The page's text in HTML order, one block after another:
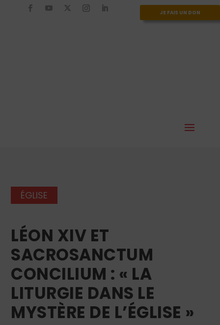
JE FAIS UN DON
ÉGLISE
LÉON XIV ET
SACROSANCTUM
CONCILIUM : « LA
LITURGIE DANS LE
MYSTÈRE DE L’ÉGLISE »